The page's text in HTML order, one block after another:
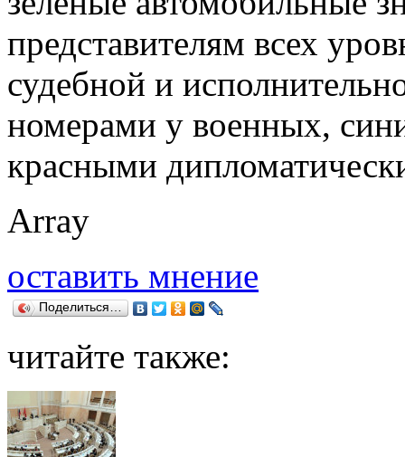
представителям всех
судебной и
номерами у военных,
красными
Array
оставить мнение
Поделиться…
читайте также: